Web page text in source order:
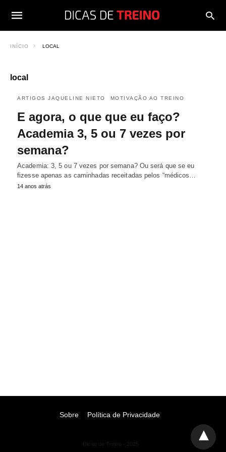
INÍCIO LOCAL
local
ARTIGOS JAQUELINE NIETO MOTIVAÇÃO AO TREINO
E agora, o que que eu faço?
Academia 3, 5 ou 7 vezes por
semana?
Academia: 3, 5 ou 7 vezes por semana? Ou será que se eu
fizesse apenas as caminhadas receitadas pelos “médicos…
14 anos atrás
Sobre Política de Privacidade
Dicas de Treino - 2025